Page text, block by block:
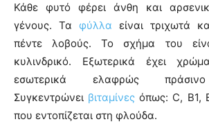
Κάθε φυτό φέρει άνθη και
γένους. Τα φύλλα είναι τριχωτά
πέντε λοβούς. Το σχήμα του
κυλινδρικό. Εξωτερικά έχει
εσωτερικά ελαφρώς
Συγκεντρώνει βιταμίνες όπως: C, B1,
που εντοπίζεται στη φλούδα.